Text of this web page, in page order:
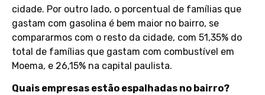
cidade. Por outro lado, o porcentual de famílias que
gastam com gasolina é bem maior no bairro, se
compararmos com o resto da cidade, com 51,35% do
total de famílias que gastam com combustível em
Moema, e 26,15% na capital paulista.
Quais empresas estão espalhadas no bairro?